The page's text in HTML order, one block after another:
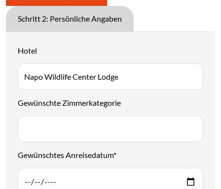
Schritt 2: Persönliche Angaben
Hotel
Gewünschte Zimmerkategorie
Gewünschtes Anreisedatum*